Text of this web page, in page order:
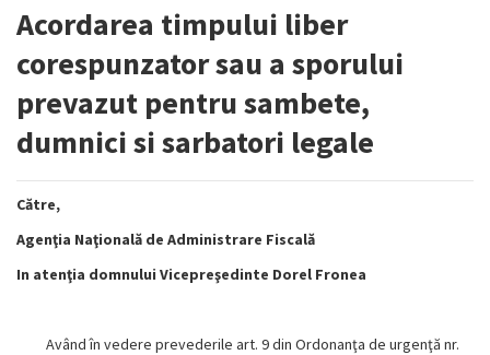
Acordarea timpului liber
corespunzator sau a sporului
prevazut pentru sambete,
dumnici si sarbatori legale
Către,
Agenţia Naţională de Administrare Fiscală
In atenţia domnului Vicepreşedinte Dorel Fronea
Având în vedere prevederile art. 9 din Ordonanţa de urgenţă nr.